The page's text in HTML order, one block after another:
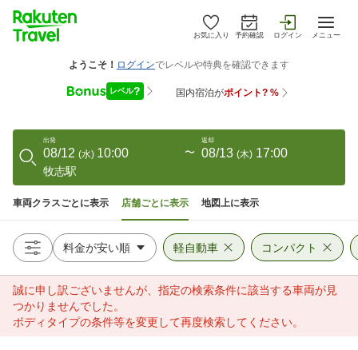
お気に入り 予約確認 ログイン メニュー
出発
08/12 (水) 10:00 〜
返却
08/13 (木) 17:00
牧志駅
車両クラスごとに表示 店舗ごとに表示 地図上に表示
軽自動車 コンパクト
誠に申し訳ございませんが、指定の検索条件に該当する車両が見
つかりませんでした。
ボディタイプの条件等を変更して再度検索してください。